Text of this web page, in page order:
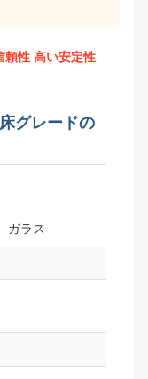
頼性 高い安定性
グレードの
ガラス